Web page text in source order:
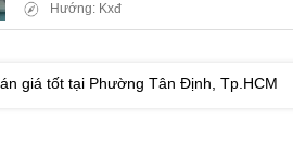
Hướng: Kxđ
giá tốt tại Phường Tân Định, Tp.HCM